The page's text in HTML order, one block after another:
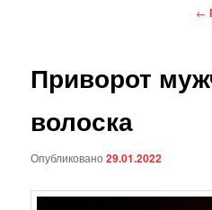
←
Приворот
волоска
Опубликовано29.01.2022